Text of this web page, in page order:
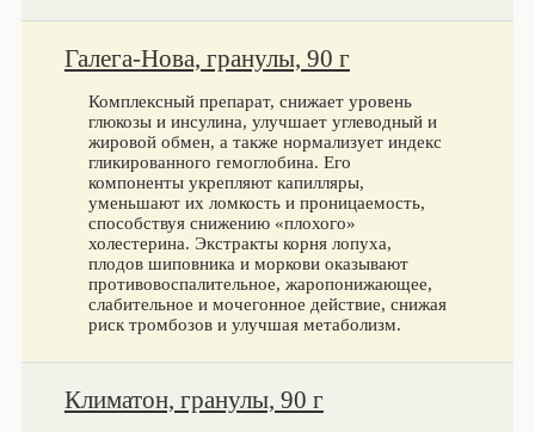
Галега-Нова, гранулы, 90 г
Комплексный препарат, снижает уровень
глюкозы и инсулина, улучшает углеводный и
жировой обмен, а также нормализует индекс
гликированного гемоглобина. Его
компоненты укрепляют капилляры,
уменьшают их ломкость и проницаемость,
способствуя снижению «плохого»
холестерина. Экстракты корня лопуха,
плодов шиповника и моркови оказывают
противовоспалительное, жаропонижающее,
слабительное и мочегонное действие, снижая
риск тромбозов и улучшая метаболизм.
Климатон, гранулы, 90 г